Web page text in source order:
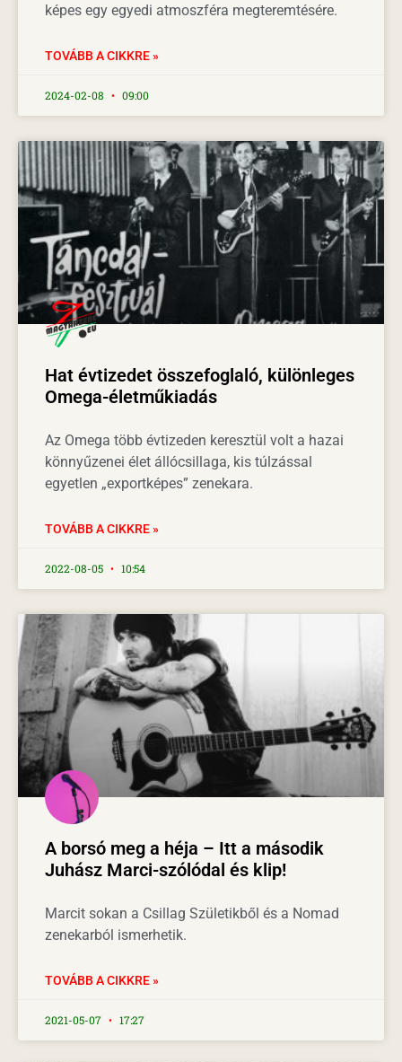
képes egy egyedi atmoszféra megteremtésére.
TOVÁBB A CIKKRE »
2024-02-08 09:00
Hat évtizedet összefoglaló, különleges
Omega-életműkiadás
Az Omega több évtizeden keresztül volt a hazai
könnyűzenei élet állócsillaga, kis túlzással
egyetlen „exportképes” zenekara.
TOVÁBB A CIKKRE »
2022-08-05 10:54
A borsó meg a héja – Itt a második
Juhász Marci-szólódal és klip!
Marcit sokan a Csillag Születikből és a Nomad
zenekarból ismerhetik.
TOVÁBB A CIKKRE »
2021-05-07 17:27